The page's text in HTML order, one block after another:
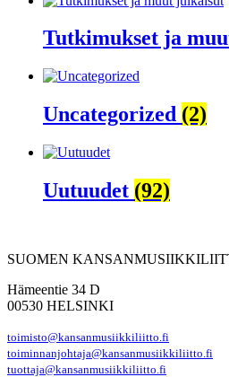
Tutkimukset ja
Uncategorized (2)
Uutuudet (92)
SUOMEN
Hämeentie 34 D
00530 HELSINKI
toimisto@kansanmusiikkiliitto.fi
toiminnanjohtaja@kansanmusiikkiliitto.fi
tuottaja@kansanmusiikkiliitto.fi